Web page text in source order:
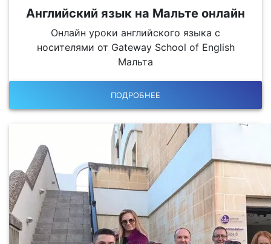
Английский язык на Мальте онлайн
Онлайн уроки английского языка с
носителями от Gateway School of English
Мальта
ПОДРОБНЕЕ